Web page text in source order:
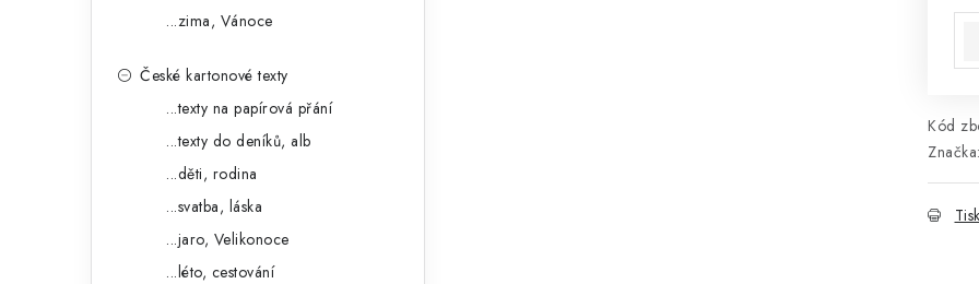
...zima, Vánoce
České kartonové texty
...texty na papírová přání
...texty do deníků, alb
...děti, rodina
...svatba, láska
...jaro, Velikonoce
...léto, cestování
Kód
Značka:
Tisk